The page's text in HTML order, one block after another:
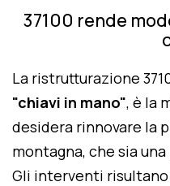
37100 rende
La ristrutturazione
"chiavi in mano", è la
desidera rinnovare la
montagna, che sia
Gli interventi